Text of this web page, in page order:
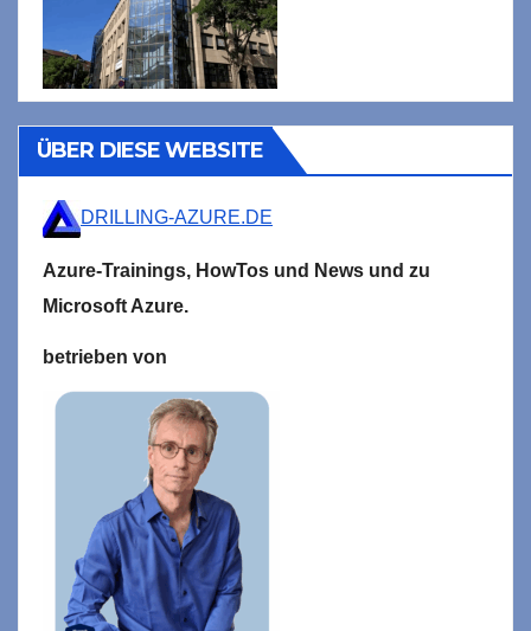
ÜBER DIESE WEBSITE
DRILLING-AZURE.DE
Azure-Trainings, HowTos und News und zu
Microsoft Azure.
betrieben von